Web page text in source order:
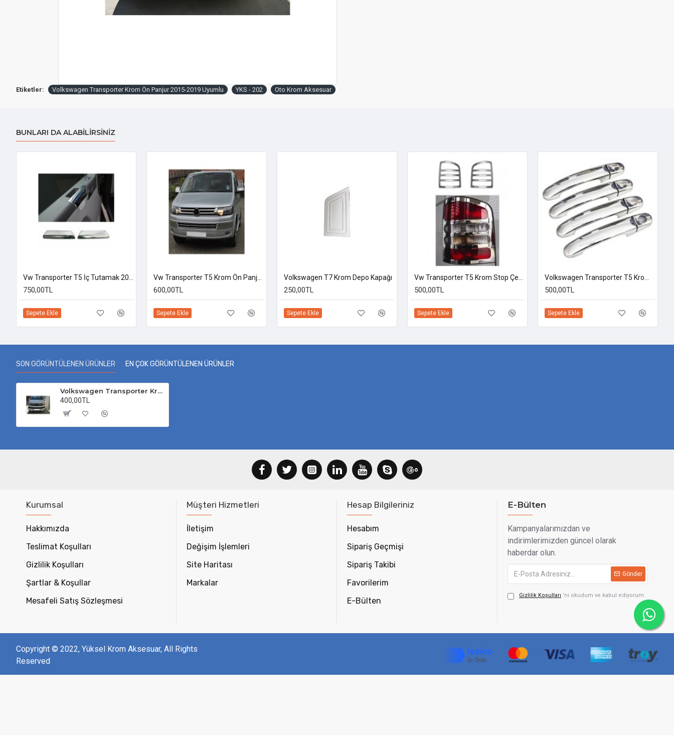
Etiketler: Volkswagen Transporter Krom Ön Panjur 2015-2019 Uyumlu YKS - 202 Oto Krom Aksesuar
BUNLARI DA ALABILIRSINIZ
750,00TL
Sepete Ekle
600,00TL
Sepete Ekle
Volkswagen T7 Krom Depo Kapağı
250,00TL
Sepete Ekle
500,00TL
Sepete Ekle
500,00TL
Sepete Ekle
SON GÖRÜNTÜLENEN ÜRÜNLER EN ÇOK GÖRÜNTÜLENEN ÜRÜNLER
Volkswagen Transporter Krom Ön Panjur 2015-2019 Uyumlu
400,00TL
Kurumsal
Hakkımızda
Teslimat Koşulları
Gizlilik Koşulları
Şartlar & Koşullar
Mesafeli Satış Sözleşmesi
Müşteri Hizmetleri
İletişim
Değişim İşlemleri
Site Haritası
Markalar
Hesap Bilgileriniz
Hesabım
Sipariş Geçmişi
Sipariş Takibi
Favorilerim
E-Bülten
E-Bülten
Kampanyalarımızdan ve
indirimlerimizden güncel olarak
haberdar olun.
Gönder
Gizlilik Koşulları 'ni okudum ve kabul ediyorum.
Copyright © 2022, Yüksel Krom Aksesuar, All Rights
Reserved